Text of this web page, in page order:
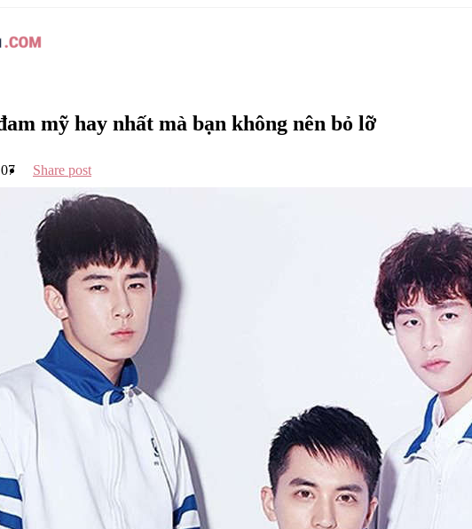
mỹ hay nhất mà bạn không nên bỏ lỡ
07 Share post